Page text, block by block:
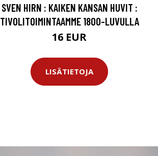
SVEN HIRN : KAIKEN KANSAN HUVIT :
TIVOLITOIMINTAAMME 1800-LUVULLA
16 EUR
LISÄTIETOJA